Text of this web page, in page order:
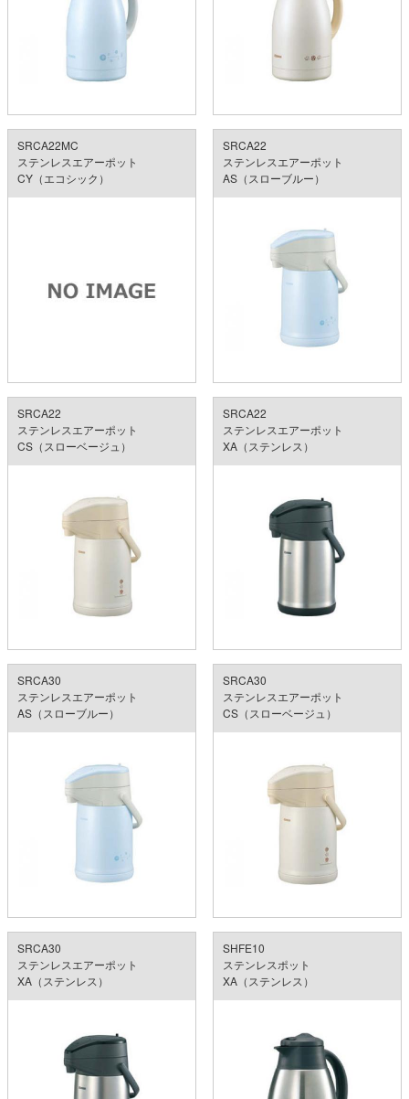
SRCA22MC
ステンレスエアーポット
CY（エコシック）
SRCA22
ステンレスエアーポット
AS（スローブルー）
SRCA22
ステンレスエアーポット
CS（スローベージュ）
SRCA22
ステンレスエアーポット
XA（ステンレス）
SRCA30
ステンレスエアーポット
AS（スローブルー）
SRCA30
ステンレスエアーポット
CS（スローベージュ）
SRCA30
ステンレスエアーポット
XA（ステンレス）
SHFE10
ステンレスポット
XA（ステンレス）